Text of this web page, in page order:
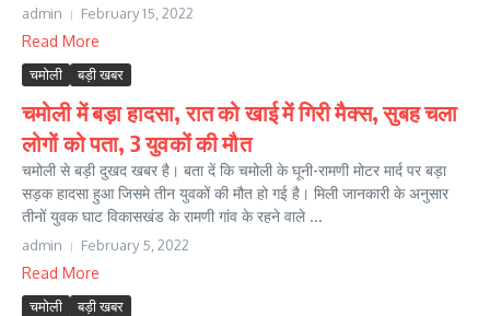
admin February 15, 2022
Read More
चमोली बड़ी खबर
चमोली में बड़ा हादसा, रात को खाई में गिरी मैक्स, सुबह चला
लोगों को पता, 3 युवकों की मौत
चमोली से बड़ी दुखद खबर है। बता दें कि चमोली के घूनी-रामणी मोटर मार्द पर बड़ा
सड़क हादसा हुआ जिसमे तीन युवकों की मौत हो गई है। मिली जानकारी के अनुसार
तीनों युवक घाट विकासखंड के रामणी गांव के रहने वाले ...
admin February 5, 2022
Read More
चमोली बड़ी खबर